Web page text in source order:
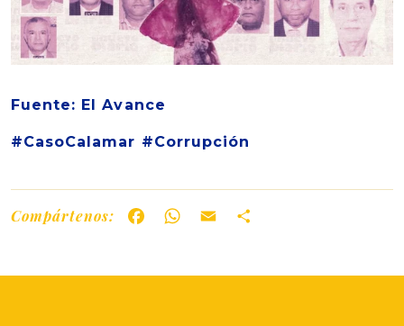
Fuente: El Avance
#CasoCalamar #Corrupción
Compártenos: FacebookWhatsApp
Email